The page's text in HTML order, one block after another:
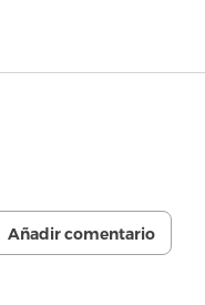
Añadir comentario